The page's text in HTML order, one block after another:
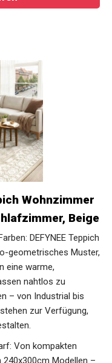
Wohnzimmer
Beige
DEFYNEE Teppich
geometrisches Muster,
eine warme,
nahtlos zu
– von Industrial bis
zur Verfügung,
Von kompakten
Modellen –